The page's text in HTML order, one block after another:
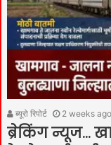
ब्यूरो रिपोर्ट 2 weeks ago
ब्रेकिंग न्यूज…